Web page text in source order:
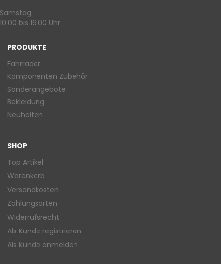
Samstag
10:00 bis 16:00 Uhr
PRODUKTE
Fahrräder
Komponenten Zubehör
Sonderangebote
Bekleidung
Neuheiten
SHOP
Top Artikel
Warenkorb
Versandkosten
Zahlungsarten
Widerrufsrecht
Als Kunde registrieren
Als Kunde anmelden